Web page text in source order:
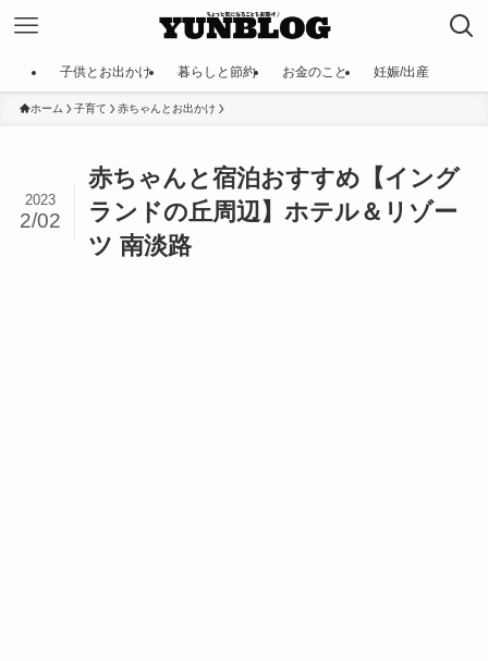
子供とお出かけ 暮らしと節約 お金のこと 妊娠/出産
ホーム 子育て 赤ちゃんとお出かけ
赤ちゃんと宿泊おすすめ【イング
ランドの丘周辺】ホテル＆リゾー
ツ 南淡路
2023
2/02